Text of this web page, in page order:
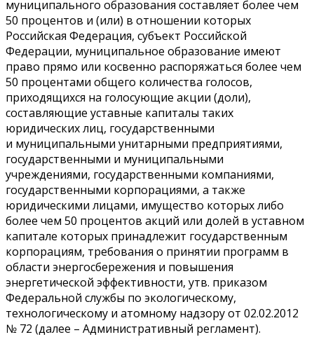
муниципального образования составляет более чем
50 процентов и (или) в отношении которых
Российская Федерация, субъект Российской
Федерации, муниципальное образование имеют
право прямо или косвенно распоряжаться более чем
50 процентами общего количества голосов,
приходящихся на голосующие акции (доли),
составляющие уставные капиталы таких
юридических лиц, государственными
и муниципальными унитарными предприятиями,
государственными и муниципальными
учреждениями, государственными компаниями,
государственными корпорациями, а также
юридическими лицами, имущество которых либо
более чем 50 процентов акций или долей в уставном
капитале которых принадлежит государственным
корпорациям, требования о принятии программ в
области энергосбережения и повышения
энергетической эффективности, утв. приказом
Федеральной службы по экологическому,
технологическому и атомному надзору от 02.02.2012
№ 72 (далее – Административный регламент).